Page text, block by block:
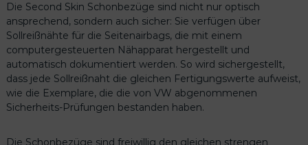
r
t
V
W
G
r
a
n
C
Die Second Skin Schonbezüge sind nicht nur optisch
ansprechend, sondern auch sicher: Sie verfügen über
Sollreißnähte für die Seitenairbags, die mit einem
computergesteuerten Nähapparat hergestellt und
automatisch dokumentiert werden. So wird sichergestellt,
dass jede Sollreißnaht die gleichen Fertigungswerte aufweist,
wie die Exemplare, die die von VW abgenommenen
Sicherheits-Prüfungen bestanden haben.
Die Schonbezüge sind freiwillig den gleichen strengen